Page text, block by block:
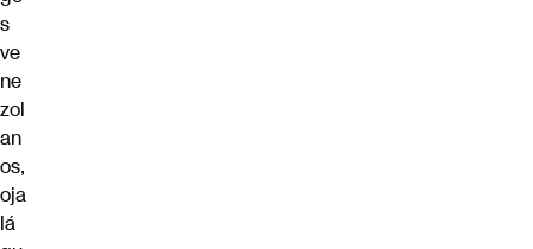
s
ve
ne
zol
an
os,
oja
lá